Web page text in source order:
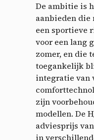
De ambitie is
aanbieden die
een sportieve
voor een lang
zomer, en die
toegankelijk
integratie van
zijn
modellen. De
adviesprijs
in